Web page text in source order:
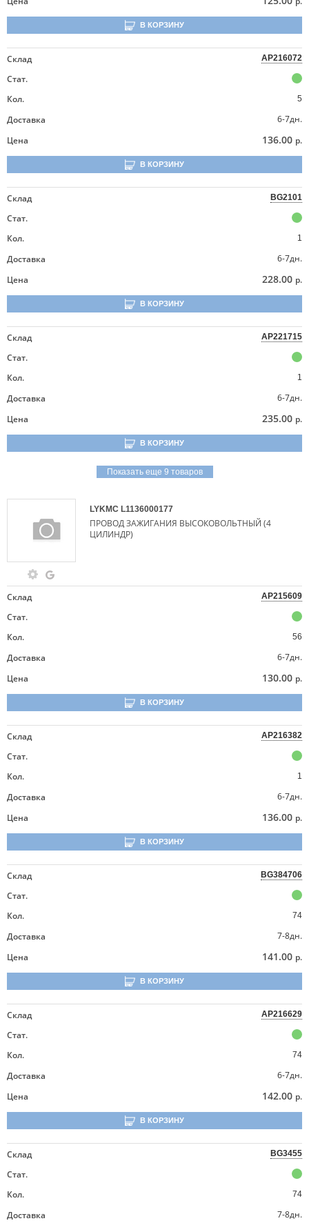
В КОРЗИНУ
Склад AP216072
Стат.
Кол.
5
Доставка
6-7дн.
Цена
136.00 р.
В КОРЗИНУ
Склад BG2101
Стат.
Кол.
1
Доставка
6-7дн.
Цена
228.00 р.
В КОРЗИНУ
Склад AP221715
Стат.
Кол.
1
Доставка
6-7дн.
Цена
235.00 р.
В КОРЗИНУ
Показать еще 9 товаров
LYKMC L1136000177
ПРОВОД ЗАЖИГАНИЯ ВЫСОКОВОЛЬТНЫЙ (4
ЦИЛИНДР)
Склад AP215609
Стат.
Кол.
56
Доставка
6-7дн.
Цена
130.00 р.
В КОРЗИНУ
Склад AP216382
Стат.
Кол.
1
Доставка
6-7дн.
Цена
136.00 р.
В КОРЗИНУ
Склад BG384706
Стат.
Кол.
74
Доставка
7-8дн.
Цена
141.00 р.
В КОРЗИНУ
Склад AP216629
Стат.
Кол.
74
Доставка
6-7дн.
Цена
142.00 р.
В КОРЗИНУ
Склад BG3455
Стат.
Кол.
74
Доставка
7-8дн.